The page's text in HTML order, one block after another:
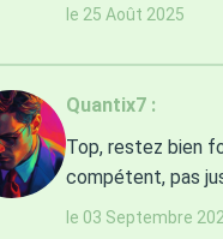
le 25 Août 2025
Quantix7 :
Top, restez bien
compétent, pas
le 03 Septembre